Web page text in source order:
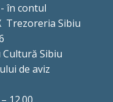
în contul
Trezoreria Sibiu
Sibiu
de aviz
12.00.